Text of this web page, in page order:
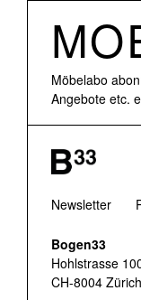
Möbelabo
Angebote etc.
Newsletter
Bogen33
Hohlstrasse
CH-8004 Zürich